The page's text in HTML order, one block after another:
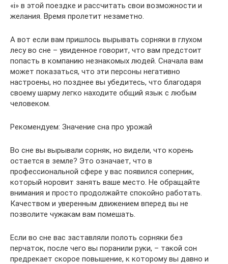
«i» в этой поездке и рассчитать свои возможности и
желания. Время пролетит незаметно.
А вот если вам пришлось вырывать сорняки в глухом
лесу во сне – увиденное говорит, что вам предстоит
попасть в компанию незнакомых людей. Сначала вам
может показаться, что эти персоны негативно
настроены, но позднее вы убедитесь, что благодаря
своему шарму легко находите общий язык с любым
человеком.
Рекомендуем: Значение сна про урожай
Во сне вы вырывали сорняк, но видели, что корень
остается в земле? Это означает, что в
профессиональной сфере у вас появился соперник,
который норовит занять ваше место. Не обращайте
внимания и просто продолжайте спокойно работать.
Качеством и уверенным движением вперед вы не
позволите чужакам вам помешать.
Если во сне вас заставляли полоть сорняки без
перчаток, после чего вы поранили руки, – такой сон
предрекает скорое повышение, к которому вы давно и